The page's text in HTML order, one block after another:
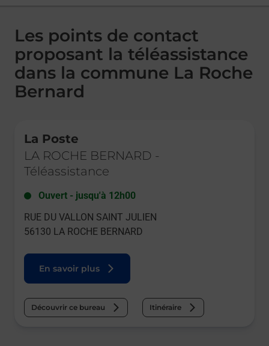
Les points de contact
proposant la téléassistance
dans la commune La Roche
Bernard
La Poste
LA ROCHE BERNARD -
Téléassistance
Ouvert - jusqu'à 12h00
RUE DU VALLON SAINT JULIEN
56130 LA ROCHE BERNARD
En savoir plus
Découvrir ce bureau Itinéraire